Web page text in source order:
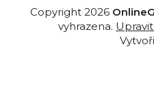
Copyright 2026
vyhrazena.